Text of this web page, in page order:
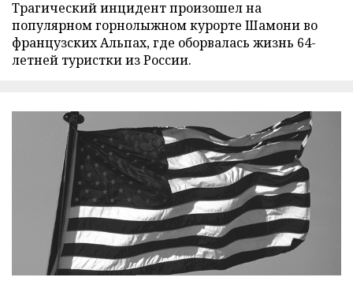
Трагический инцидент произошел на
популярном горнолыжном курорте Шамони во
французских Альпах, где оборвалась жизнь 64-
летней туристки из России.